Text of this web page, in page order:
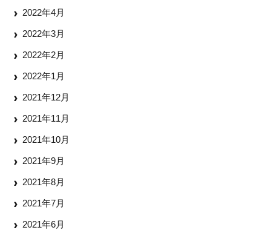
2022年4月
2022年3月
2022年2月
2022年1月
2021年12月
2021年11月
2021年10月
2021年9月
2021年8月
2021年7月
2021年6月